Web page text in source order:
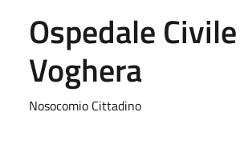
Ospedale Civile
Voghera
Nosocomio Cittadino